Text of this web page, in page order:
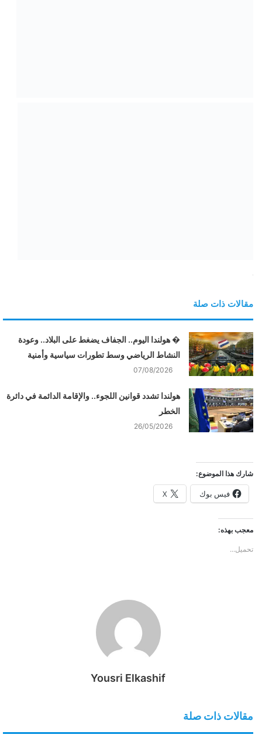
مقالات ذات صلة
� هولندا اليوم.. الجفاف يضغط على البلاد.. وعودة
النشاط الرياضي وسط تطورات سياسية وأمنية
07/08/2026
هولندا تشدد قوانين اللجوء.. والإقامة الدائمة في دائرة
الخطر
26/05/2026
شارك هذا الموضوع:
فيس بوك X
معجب بهذه:
تحميل...
Yousri Elkashif
مقالات ذات صلة